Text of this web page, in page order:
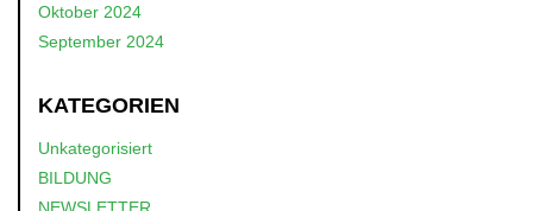
Oktober 2024
September 2024
KATEGORIEN
Unkategorisiert
BILDUNG